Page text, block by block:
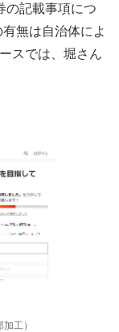
の記載事項につ
無は自治体によ
スでは、堀さん
工）